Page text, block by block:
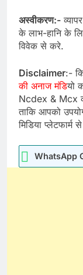
अस्वीकरण:-
के लाभ-हानि के
विवेक से करे.
Disclaimer:-
की अनाज मंडियो
Ncdex & Mcx
ताकि आपको
मिडिया
WhatsApp